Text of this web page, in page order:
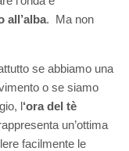
all’alba. Ma non
se abbiamo una
o se siamo
l‘ora del tè
un’ottima
facilmente le